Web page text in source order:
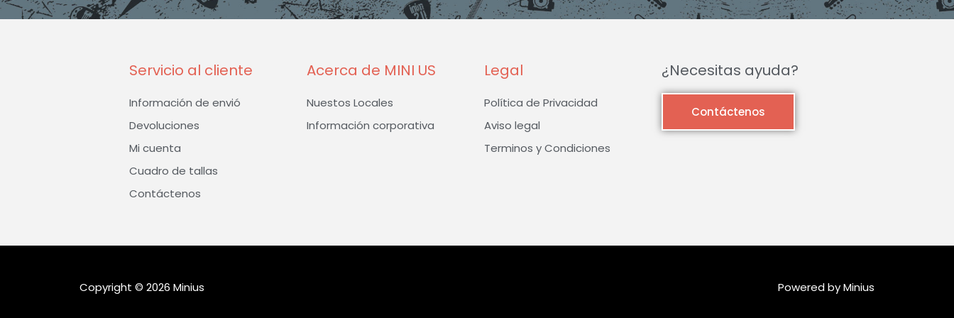
- m
Servicio al cliente
Información de envió
Devoluciones
Mi cuenta
Cuadro de tallas
Contáctenos
Acerca de MINI US
Nuestos Locales
Información corporativa
Legal
Política de Privacidad
Aviso legal
Terminos y Condiciones
¿Necesitas ayuda?
Contáctenos
Copyright © 2026 Minius Powered by Minius